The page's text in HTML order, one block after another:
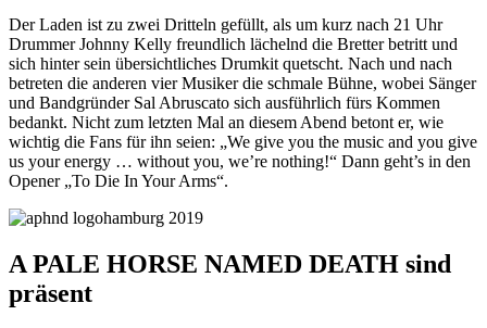
Der Laden ist zu zwei Dritteln gefüllt, als um kurz nach 21 Uhr
Drummer Johnny Kelly freundlich lächelnd die Bretter betritt und
sich hinter sein übersichtliches Drumkit quetscht. Nach und nach
betreten die anderen vier Musiker die schmale Bühne, wobei Sänger
und Bandgründer Sal Abruscato sich ausführlich fürs Kommen
bedankt. Nicht zum letzten Mal an diesem Abend betont er, wie
wichtig die Fans für ihn seien: „We give you the music and you give
us your energy … without you, we’re nothing!“ Dann geht’s in den
Opener „To Die In Your Arms“.
A PALE HORSE NAMED DEATH sind
präsent